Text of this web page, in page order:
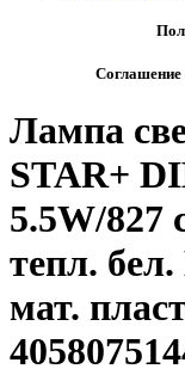
Соглашение
Лампа
STAR+
5.5W/827
тепл.
мат.